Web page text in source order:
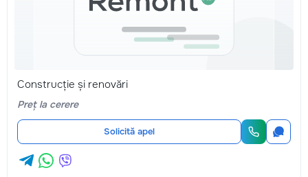
Construcție și renovări
Preț la cerere
Solicită apel